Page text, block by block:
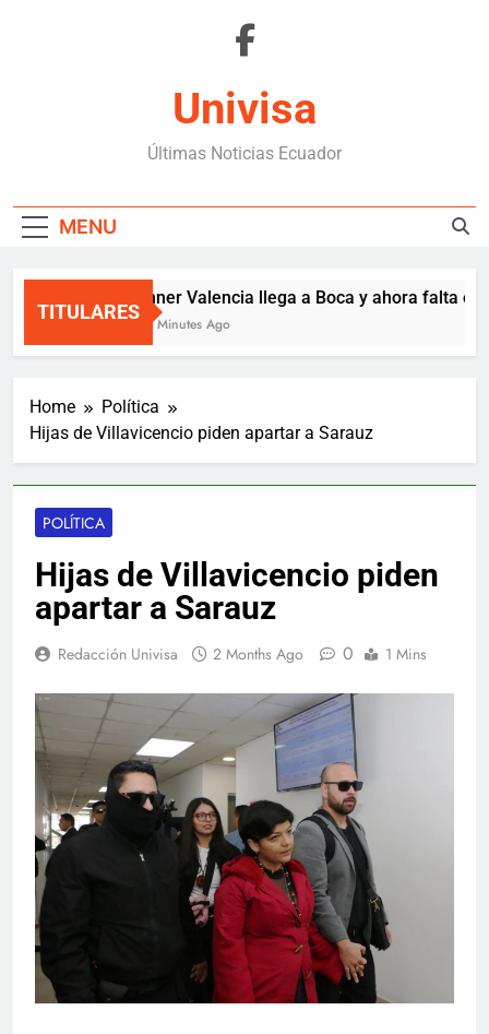
Univisa
Últimas Noticias Ecuador
MENU
TITULARES
Enner Valencia llega a Boca y ahora falta el
47 Minutes Ago
Home
Política
Hijas de Villavicencio piden apartar a Sarauz
POLÍTICA
Hijas de Villavicencio piden
apartar a Sarauz
Redacción Univisa 2 Months Ago 0 1 Mins